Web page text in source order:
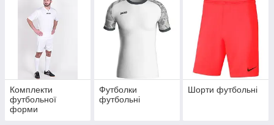
Комплекти
футбольної
форми
Футболки
футбольні
Шорти футбольні